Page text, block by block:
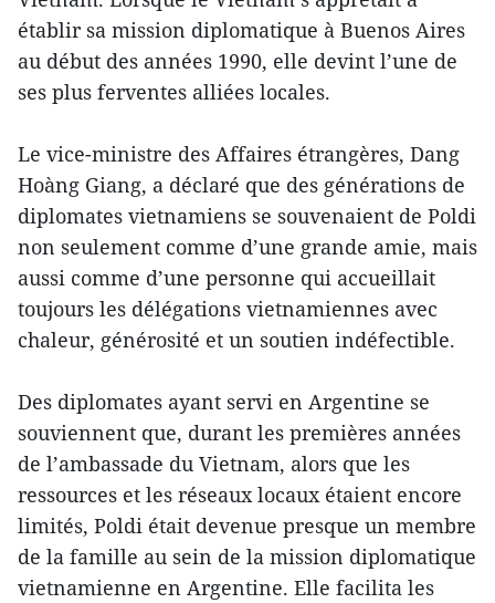
établir sa mission diplomatique à Buenos Aires
au début des années 1990, elle devint l’une de
ses plus ferventes alliées locales.
Le vice-ministre des Affaires étrangères, Dang
Hoàng Giang, a déclaré que des générations de
diplomates vietnamiens se souvenaient de Poldi
non seulement comme d’une grande amie, mais
aussi comme d’une personne qui accueillait
toujours les délégations vietnamiennes avec
chaleur, générosité et un soutien indéfectible.
Des diplomates ayant servi en Argentine se
souviennent que, durant les premières années
de l’ambassade du Vietnam, alors que les
ressources et les réseaux locaux étaient encore
limités, Poldi était devenue presque un membre
de la famille au sein de la mission diplomatique
vietnamienne en Argentine. Elle facilita les